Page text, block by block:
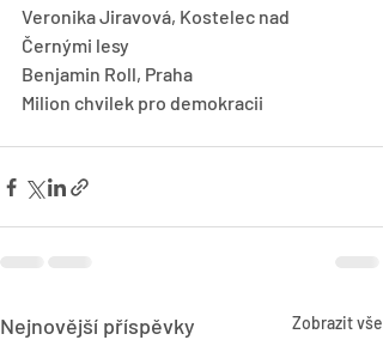
Veronika Jiravová, Kostelec nad
Černými lesy
Benjamin Roll, Praha
Milion chvilek pro demokracii
Nejnovější příspěvky Zobrazit vše